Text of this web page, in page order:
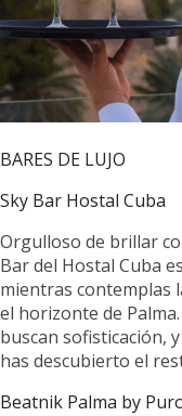
BARES DE LUJO
Sky Bar Hostal Cuba
Orgulloso de brillar
Bar del Hostal Cuba
mientras contemplas
el horizonte de
buscan sofisticación,
has descubierto el
Beatnik Palma by